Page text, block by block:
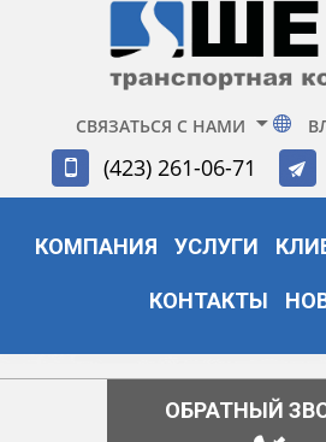
СВЯЗАТЬСЯ С НАМИ
(423) 261-06-71
КОМПАНИЯ УСЛУГИ
КОНТАКТЫ
ОБРАТНЫЙ